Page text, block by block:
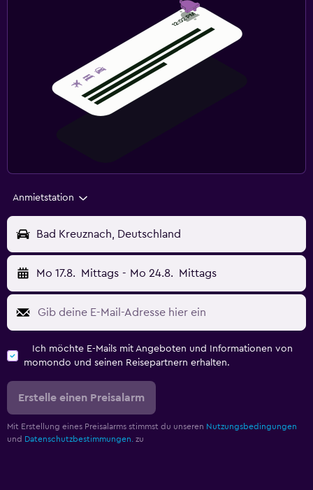
Anmietstation
Bad Kreuznach, Deutschland
Mo 17.8. Mittags - Mo 24.8. Mittags
Ich möchte E-Mails mit Angeboten und Informationen von
momondo und seinen Reisepartnern erhalten.
Erstelle einen Preisalarm
Mit Erstellung eines Preisalarms stimmst du unseren Nutzungsbedingungen
und Datenschutzbestimmungen. zu